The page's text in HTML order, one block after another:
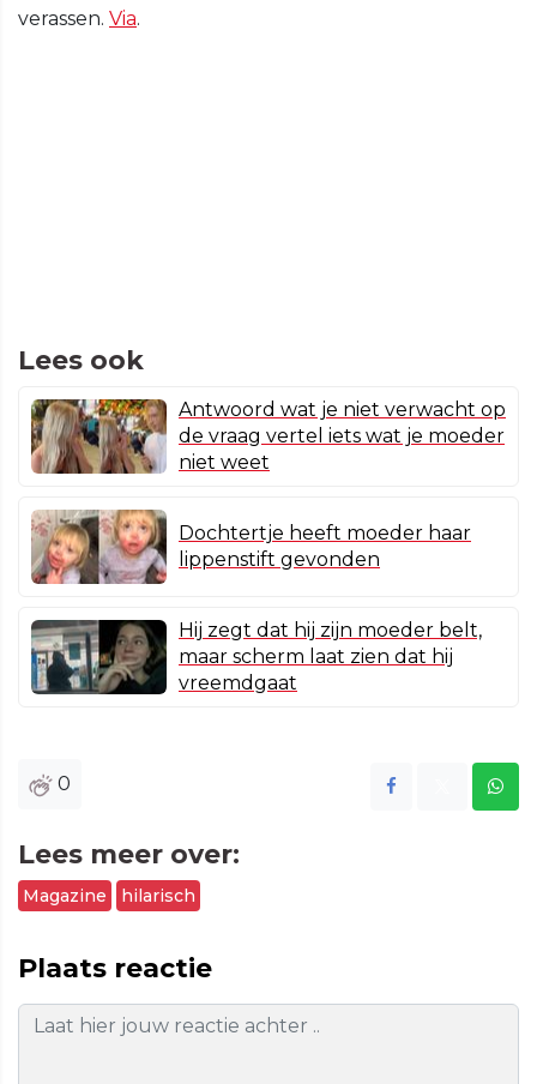
verassen. Via.
Lees ook
Antwoord wat je niet verwacht op
de vraag vertel iets wat je moeder
niet weet
Dochtertje heeft moeder haar
lippenstift gevonden
Hij zegt dat hij zijn moeder belt,
maar scherm laat zien dat hij
vreemdgaat
0
Lees meer over:
Magazine hilarisch
Plaats reactie